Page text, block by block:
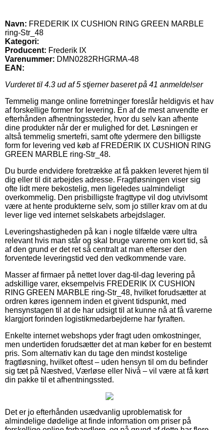
Navn: FREDERIK IX CUSHION RING GREEN MARBLE
ring-Str_48
Kategori:
Producent: Frederik IX
Varenummer: DMN0282RHGRMA-48
EAN:
Vurderet til 4.3 ud af 5 stjerner baseret på 41 anmeldelser
Temmelig mange online forretninger foreslår heldigvis et hav
af forskellige former for levering. En af de mest anvendte er
efterhånden afhentningssteder, hvor du selv kan afhente
dine produkter når der er mulighed for det. Løsningen er
altså temmelig smertefri, samt ofte ydermere den billigste
form for levering ved køb af FREDERIK IX CUSHION RING
GREEN MARBLE ring-Str_48.
Du burde endvidere foretrække at få pakken leveret hjem til
dig eller til dit arbejdes adresse. Fragtløsningen viser sig
ofte lidt mere bekostelig, men ligeledes ualmindeligt
overkommelig. Den prisbilligste fragttype vil dog utvivlsomt
være at hente produkterne selv, som jo stiller krav om at du
lever lige ved internet selskabets arbejdslager.
Leveringshastigheden på kan i nogle tilfælde være ultra
relevant hvis man står og skal bruge varerne om kort tid, så
af den grund er det ret så centralt at man efterser den
forventede leveringstid ved den vedkommende vare.
Masser af firmaer på nettet lover dag-til-dag levering på
adskillige varer, eksempelvis FREDERIK IX CUSHION
RING GREEN MARBLE ring-Str_48, hvilket forudsætter at
ordren køres igennem inden et givent tidspunkt, med
hensynstagen til at de har udsigt til at kunne nå at få varerne
klargjort forinden logistikmedarbejderne har fyraften.
Enkelte internet webshops yder fragt uden omkostninger,
men undertiden forudsætter det at man køber for en bestemt
pris. Som alternativ kan du tage den mindst kostelige
fragtløsning, hvilket oftest – uden hensyn til om du befinder
sig tæt på Næstved, Værløse eller Nivå – vil være at få kørt
din pakke til et afhentningssted.
Det er jo efterhånden usædvanlig uproblematisk for
almindelige dødelige at finde information om priser på